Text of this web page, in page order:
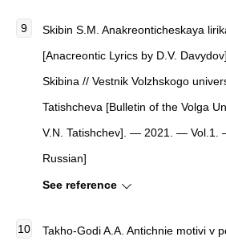
Skibin S.M. Anakreonticheskaya
[Anacreontic Lyrics by D.V.
Skibina // Vestnik Volzhskogo
Tatishcheva [Bulletin of the Volga
V.N. Tatishchev]. — 2021. — Vol.1.
Russian]
See reference
Takho-Godi A.A. Antichnie motivi v